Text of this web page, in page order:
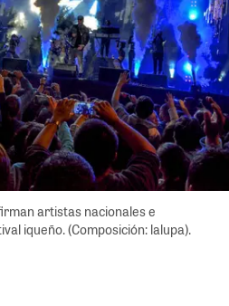
artistas nacionales e
iqueño. (Composición: lalupa).